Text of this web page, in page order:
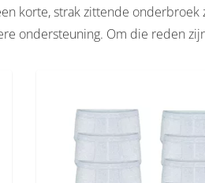
korte, strak zittende
ondersteuning. Om die reden